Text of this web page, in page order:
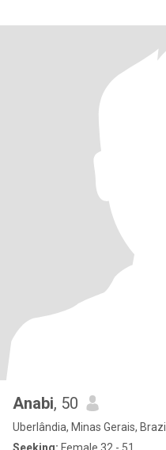
Anabi, 50
Uberlândia, Minas Gerais, Brazil